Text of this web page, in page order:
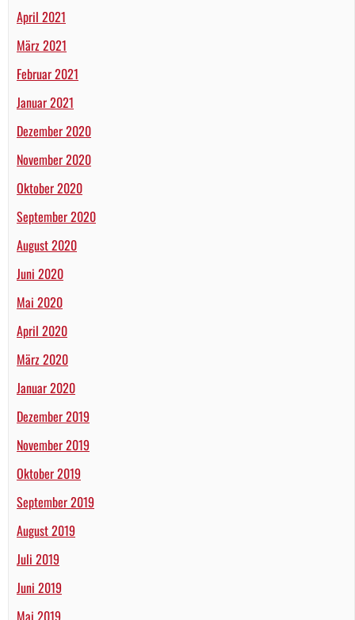
April 2021
März 2021
Februar 2021
Januar 2021
Dezember 2020
November 2020
Oktober 2020
September 2020
August 2020
Juni 2020
Mai 2020
April 2020
März 2020
Januar 2020
Dezember 2019
November 2019
Oktober 2019
September 2019
August 2019
Juli 2019
Juni 2019
Mai 2019